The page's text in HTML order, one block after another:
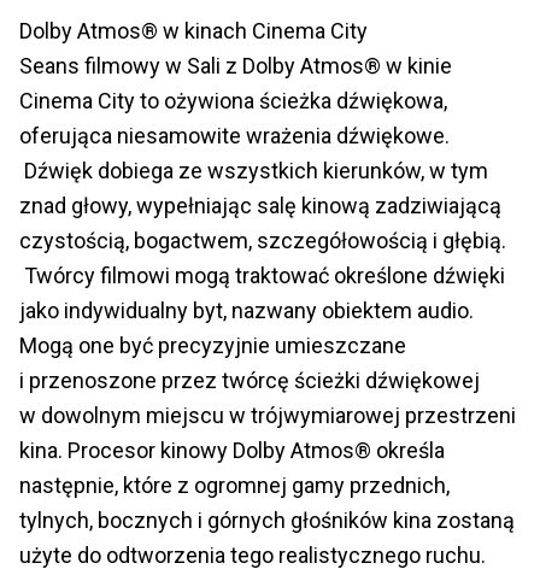
Dolby Atmos® w kinach Cinema City
Seans filmowy w Sali z Dolby Atmos® w kinie
Cinema City to ożywiona ścieżka dźwiękowa,
oferująca niesamowite wrażenia dźwiękowe.
Dźwięk dobiega ze wszystkich kierunków, w tym
znad głowy, wypełniając salę kinową zadziwiającą
czystością, bogactwem, szczegółowością i głębią.
Twórcy filmowi mogą traktować określone dźwięki
jako indywidualny byt, nazwany obiektem audio.
Mogą one być precyzyjnie umieszczane
i przenoszone przez twórcę ścieżki dźwiękowej
w dowolnym miejscu w trójwymiarowej przestrzeni
kina. Procesor kinowy Dolby Atmos® określa
następnie, które z ogromnej gamy przednich,
tylnych, bocznych i górnych głośników kina zostaną
użyte do odtworzenia tego realistycznego ruchu.